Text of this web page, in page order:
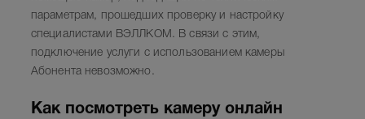
параметрам, прошедших проверку и настройку
специалистами ВЭЛЛКОМ. В связи с этим,
подключение услуги с использованием камеры
Абонента невозможно.
Как посмотреть камеру онлайн